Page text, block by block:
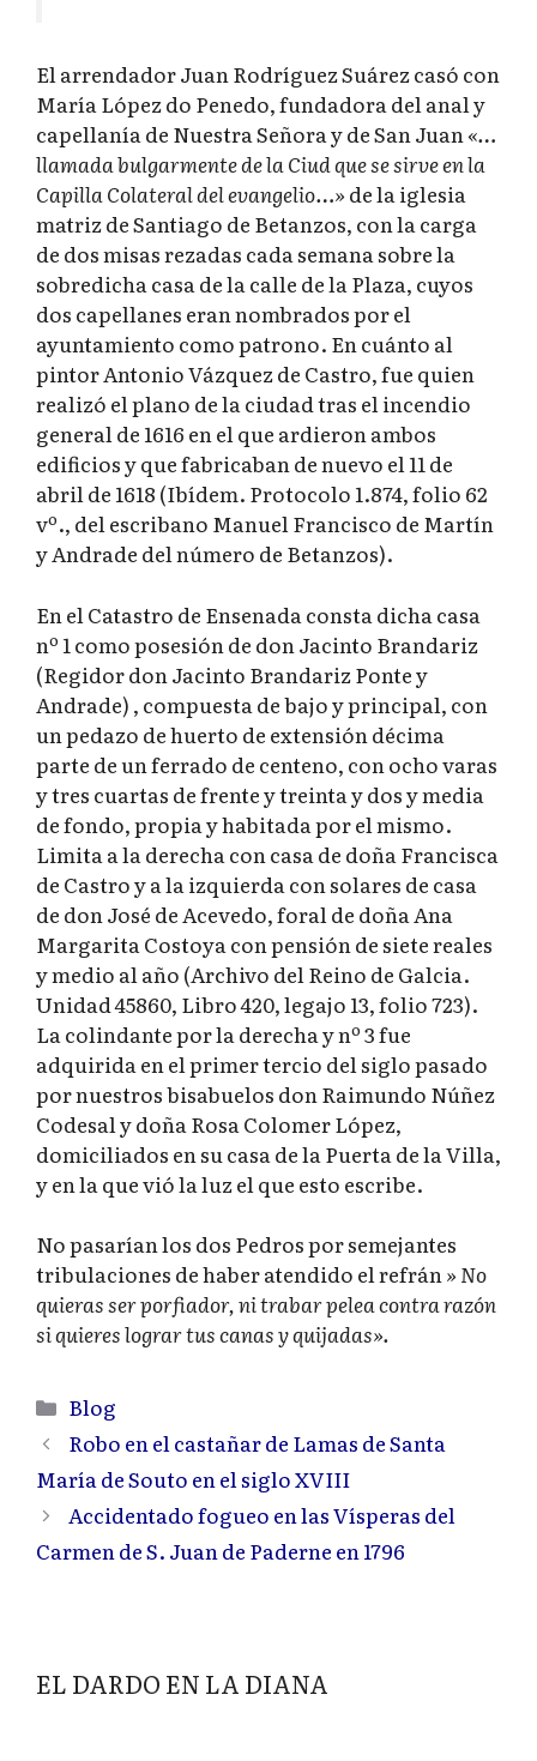
El arrendador Juan Rodríguez Suárez casó con
María López do Penedo, fundadora del anal y
capellanía de Nuestra Señora y de San Juan«…
llamada bulgarmente de la Ciud que se sirve en la
Capilla Colateral del evangelio…»de la iglesia
matriz de Santiago de Betanzos, con la carga
de dos misas rezadas cada semana sobre la
sobredicha casa de la calle de la Plaza, cuyos
dos capellanes eran nombrados por el
ayuntamiento como patrono. En cuánto al
pintor Antonio Vázquez de Castro, fue quien
realizó el plano de la ciudad tras el incendio
general de 1616 en el que ardieron ambos
edificios y que fabricaban de nuevo el 11 de
abril de 1618 (Ibídem. Protocolo 1.874, folio 62
vº., del escribano Manuel Francisco de Martín
y Andrade del número de Betanzos).
En el Catastro de Ensenada consta dicha casa
nº 1 como posesión de don Jacinto Brandariz
(Regidor don Jacinto Brandariz Ponte y
Andrade) , compuesta de bajo y principal, con
un pedazo de huerto de extensión décima
parte de un ferrado de centeno, con ocho varas
y tres cuartas de frente y treinta y dos y media
de fondo, propia y habitada por el mismo.
Limita a la derecha con casa de doña Francisca
de Castro y a la izquierda con solares de casa
de don José de Acevedo, foral de doña Ana
Margarita Costoya con pensión de siete reales
y medio al año (Archivo del Reino de Galcia.
Unidad 45860, Libro 420, legajo 13, folio 723).
La colindante por la derecha y nº 3 fue
adquirida en el primer tercio del siglo pasado
por nuestros bisabuelos don Raimundo Núñez
Codesal y doña Rosa Colomer López,
domiciliados en su casa de la Puerta de la Villa,
y en la que vió la luz el que esto escribe.
No pasarían los dos Pedros por semejantes
tribulaciones de haber atendido el refrán» No
quieras ser porfiador, ni trabar pelea contra razón
si quieres lograr tus canas y quijadas».
Categorías
Blog
Robo en el castañar de Lamas de Santa
María de Souto en el siglo XVIII
Accidentado fogueo en las Vísperas del
Carmen de S. Juan de Paderne en 1796
EL DARDO EN LA DIANA